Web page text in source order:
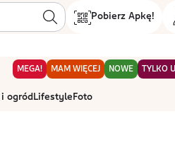
Pobierz Apkę!
MEGA! MAM WIĘCEJ NOWE TYLKO
i ogród Lifestyle Foto